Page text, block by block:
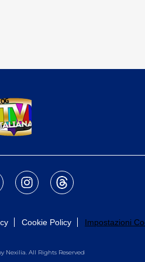
Cookie Policy Impostazioni
Nexilia. All Rights Reserved